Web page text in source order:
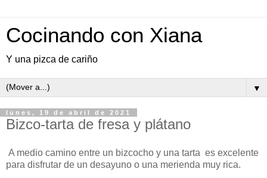
Cocinando con Xiana
Y una pizca de cariño
▼
lunes, 19 de abril de 2021
Bizco-tarta de fresa y plátano
A medio camino entre un bizcocho y una tarta es excelente
para disfrutar de un desayuno o una merienda muy rica.